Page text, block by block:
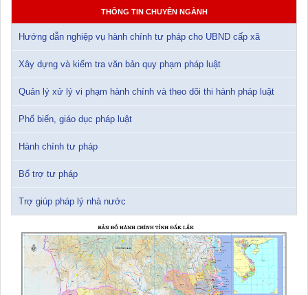
Tài liệu Hội nghị triển khai công tác tư pháp năm 2026
Sổ tay tìm hiểu các quy định pháp luật về đăng ký doanh nghiệp và
Đắk Lắk: Quyết tâm thực hiện hiệu quả Kế hoạch phòng, chống
24/10/2025 17:14:42
THÔNG TIN CHUYÊN NGÀNH
Hướng dẫn nghiệp vụ hành chính tư pháp cho UBND cấp xã
Xây dựng và kiểm tra văn bản quy phạm pháp luật
Quản lý xử lý vi phạm hành chính và theo dõi thi hành pháp luật
Phổ biến, giáo dục pháp luật
Hành chính tư pháp
Bổ trợ tư pháp
Trợ giúp pháp lý nhà nước